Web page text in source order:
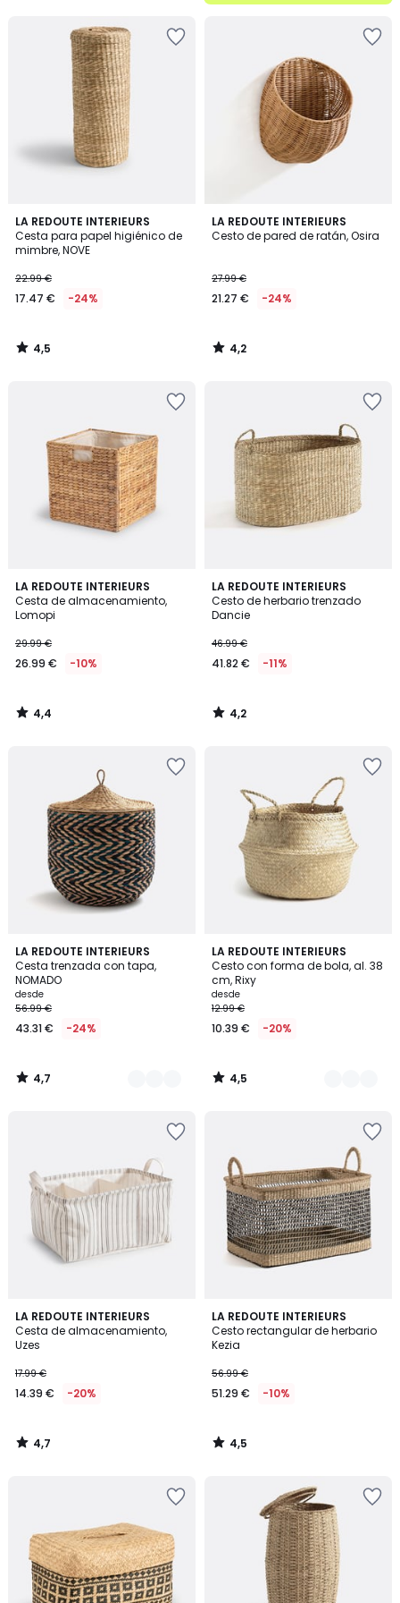
LA REDOUTE INTERIEURS
Cesta para papel higiénico de
mimbre, NOVE
22.99 €
17.47 € -24%
4,5
/ 5
4,5
/
LA REDOUTE INTERIEURS
Cesto de pared de ratán, Osira
27.99 €
21.27 € -24%
4,2
/ 5
4,2
/
LA REDOUTE INTERIEURS
Cesta de almacenamiento,
Lomopi
29.99 €
26.99 € -10%
4,4
/ 5
4,4
/
LA REDOUTE INTERIEURS
Cesto de herbario trenzado
Dancie
46.99 €
41.82 € -11%
4,2
/ 5
4,2
/
LA REDOUTE INTERIEURS
Cesta trenzada con tapa,
NOMADO
desde
56.99 €
43.31 € -24%
4,7
/ 5
2
Colores
4,7
/
LA REDOUTE INTERIEURS
Cesto con forma de bola, al. 38
cm, Rixy
desde
12.99 €
10.39 € -20%
4,5
/ 5
2
Colores
4,5
/
LA REDOUTE INTERIEURS
Cesta de almacenamiento,
Uzes
17.99 €
14.39 € -20%
4,7
/ 5
4,7
/
LA REDOUTE INTERIEURS
Cesto rectangular de herbario
Kezia
56.99 €
51.29 € -10%
4,5
/ 5
4,5
/